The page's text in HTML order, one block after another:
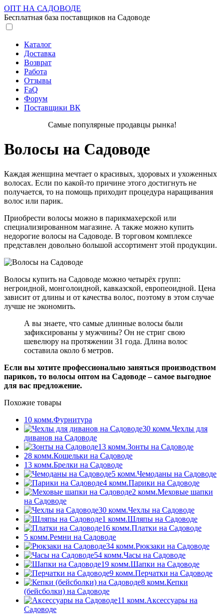
ОПТ НА САДОВОДЕ
Бесплатная база поставщиков на Садоводе
Каталог
Доставка
Возврат
Работа
Отзывы
FaQ
Форум
Поставщики ВК
Самые популярные продавцы рынка!
Волосы на Садоводе
Каждая женщина мечтает о красивых, здоровых и ухоженных
волосах. Если по какой-то причине этого достигнуть не
получается, то на помощь приходит процедура наращивания
волос или парик.
Приобрести волосы можно в парикмахерской или
специализированном магазине. А также можно купить
недорогие волосы на Садоводе. В торговом комплексе
представлен довольно большой ассортимент этой продукции.
Волосы купить на Садоводе можно четырёх групп:
негроидной, монголоидной, кавказской, европеоидной. Цена
зависит от длины и от качества волос, поэтому в этом случае
лучше не экономить.
А вы знаете, что самые длинные волосы были
зафиксированы у мужчины? Он не стриг свою
шевелюру на протяжении 31 года. Длина волос
составила около 6 метров.
Если вы хотите профессионально заняться производством
париков, то волосы оптом на Садоводе – самое выгодное
для вас предложение.
Похожие товары
10 комм.Фурнитура
30 комм.Чехлы для
диванов на Садоводе
13 комм.Зонты на Садоводе
28 комм.Кошельки на Садоводе
13 комм.Брелки на Садоводе
5 комм.Чемоданы на Садоводе
4 комм.Парики на Садоводе
2 комм.Меховые шапки
на Садоводе
30 комм.Чехлы на Садоводе
1 комм.Шляпы на Садоводе
16 комм.Платки на Садоводе
5 комм.Ремни на Садоводе
34 комм.Рюкзаки на Садоводе
54 комм.Часы на Садоводе
19 комм.Шапки на Садоводе
9 комм.Перчатки на Садоводе
8 комм.Кепки
(бейсболки) на Садоводе
11 комм.Аксессуары на
Садоводе